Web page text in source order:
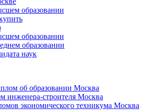
образовании
образовании
образовании
наук
об образовании Москва
инженера-строителя Москва
экономического техникума Москва